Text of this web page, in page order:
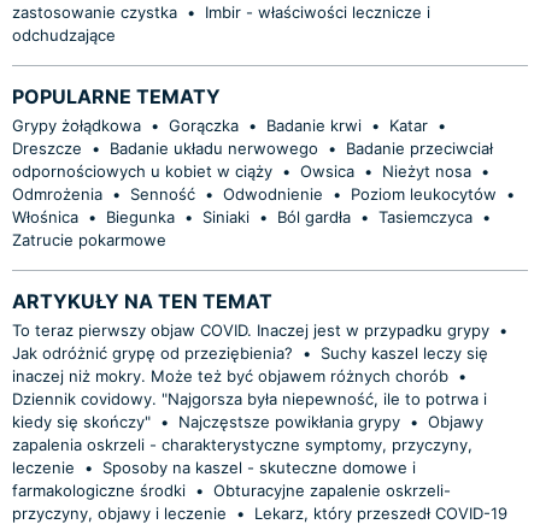
zastosowanie czystka •
Imbir - właściwości lecznicze i
odchudzające
POPULARNE TEMATY
Grypy żołądkowa • Gorączka • Badanie krwi • Katar •
Dreszcze
• Badanie układu nerwowego •
Badanie przeciwciał
odpornościowych u kobiet w ciąży • Owsica • Nieżyt nosa •
Odmrożenia • Senność • Odwodnienie • Poziom leukocytów
•
Włośnica • Biegunka • Siniaki • Ból gardła • Tasiemczyca •
Zatrucie pokarmowe
ARTYKUŁY NA TEN TEMAT
To teraz pierwszy objaw COVID. Inaczej jest w przypadku grypy •
Jak odróżnić grypę od przeziębienia?
•
Suchy kaszel leczy się
inaczej niż mokry. Może też być objawem różnych chorób •
Dziennik covidowy. "Najgorsza była niepewność, ile to potrwa i
kiedy się skończy" • Najczęstsze powikłania grypy • Objawy
zapalenia oskrzeli - charakterystyczne symptomy, przyczyny,
leczenie
•
Sposoby na kaszel - skuteczne domowe i
farmakologiczne środki • Obturacyjne zapalenie oskrzeli-
przyczyny, objawy i leczenie
•
Lekarz, który przeszedł COVID-19